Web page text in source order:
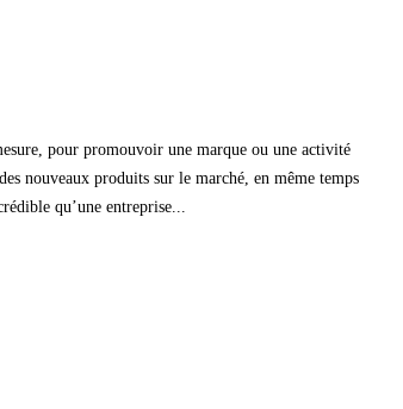
pour promouvoir une marque ou une activité
nouveaux produits sur le marché, en même temps
qu’une entreprise...